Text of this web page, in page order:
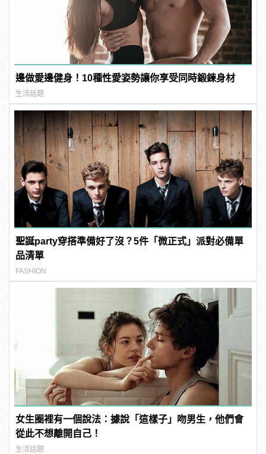
邊做愛邊健身！10種性愛姿勢讓你享受同時鍛鍊身材
生活話題
聖誕party穿搭準備好了沒？5件「微正式」派對必備單
品清單
FASHION
女生圈裡有一個說法：據說「這樣子」吻男生，他們會
從此不想離開自己！
生活話題